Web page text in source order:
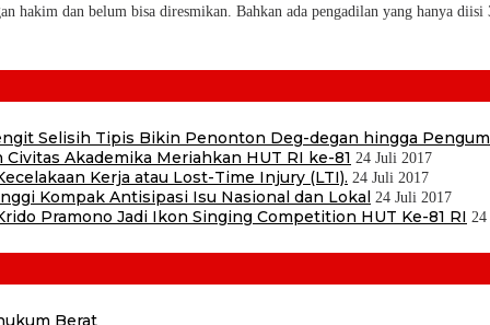
hakim dan belum bisa diresmikan. Bahkan ada pengadilan yang hanya diisi
Selisih Tipis Bikin Penonton Deg-degan hingga
Akademika Meriahkan HUT RI ke-81 24 Juli 2017
Kerja atau Lost-Time Injury (LTI). 24 Juli 2017
Kompak Antisipasi Isu Nasional dan Lokal 24 Juli 2017
Pramono Jadi Ikon Singing Competition HUT Ke-81 RI 24